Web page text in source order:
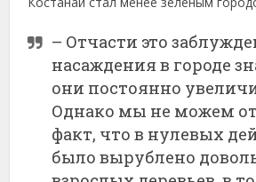
– Отчасти это
насаждения в городе
они постоянно
Однако мы не можем
факт, что в нулевых
было вырублено